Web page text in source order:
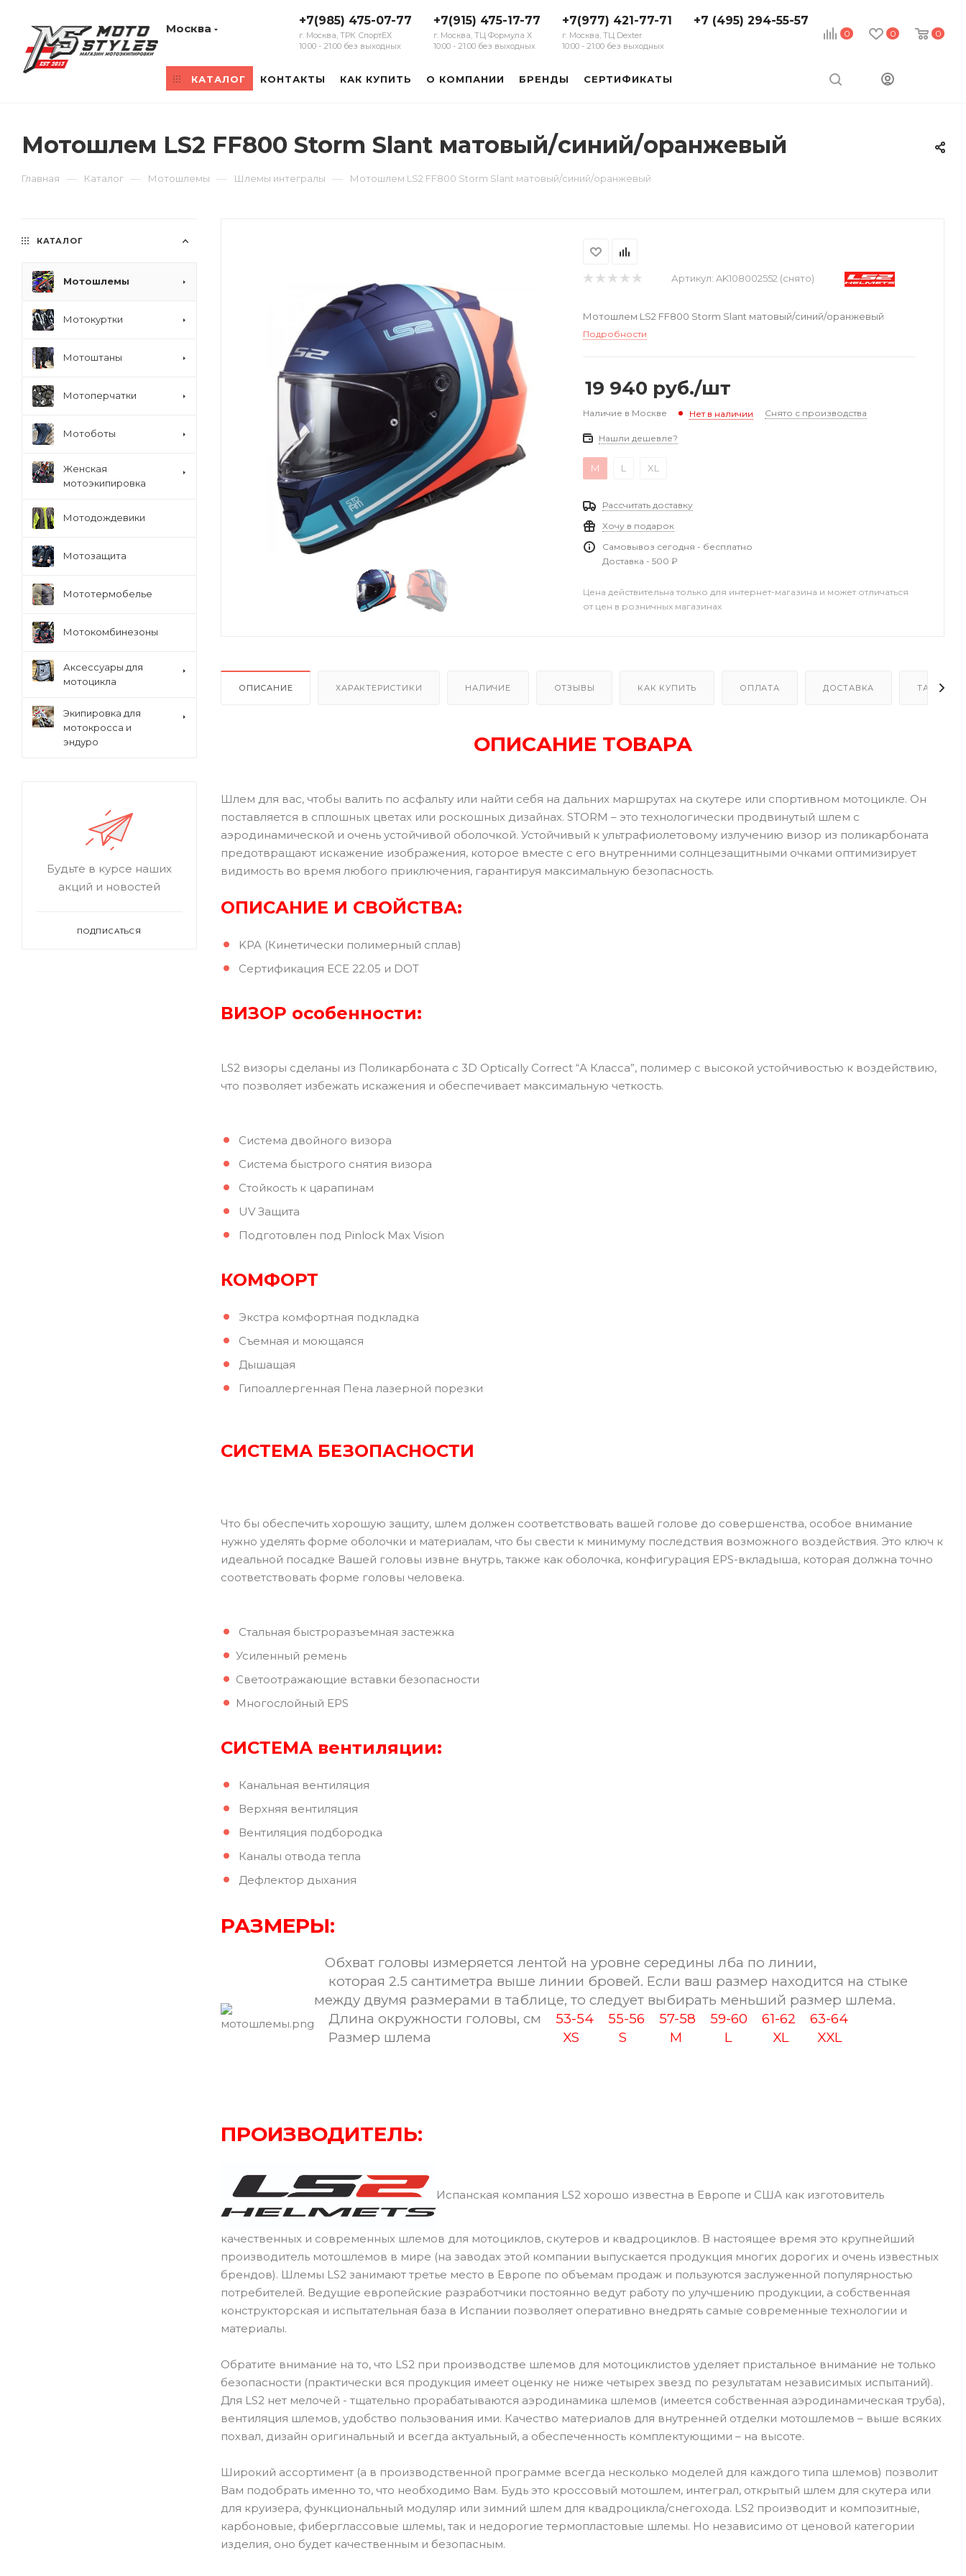
0 0 0
Москва
+7(985) 475-07-77
г. Москва, ТРК СпортЕХ
10:00 - 21:00 без выходных
+7(915) 475-17-77
г. Москва, ТЦ Формула Х
10:00 - 21:00 без выходных
+7(977) 421-77-71
г. Москва, ТЦ Dexter
10:00 - 21:00 без выходных
+7 (495) 294-55-57
КАТАЛОГ КОНТАКТЫ КАК КУПИТЬ О КОМПАНИИ БРЕНДЫ СЕРТИФИКАТЫ
Мотошлем LS2 FF800 Storm Slant матовый/синий/оранжевый
Главная — Каталог — Мотошлемы — Шлемы интегралы — Мотошлем LS2 FF800 Storm Slant матовый/синий/оранжевый
Артикул: AK108002552 (снято)
Мотошлем LS2 FF800 Storm Slant матовый/синий/оранжевый
Подробности
19 940 руб./шт
Наличие в Москве Нет в наличии Снято с производства
Нашли дешевле?
M L XL
Рассчитать доставку
Хочу в подарок
Самовывоз сегодня - бесплатно
Доставка - 500 ₽
Цена действительна только для интернет-магазина и может отличаться
от цен в розничных магазинах
ОПИСАНИЕ ХАРАКТЕРИСТИКИ НАЛИЧИЕ ОТЗЫВЫ КАК КУПИТЬ ОПЛАТА ДОСТАВКА ТАБЛИЦА
ОПИСАНИЕ ТОВАРА
Шлем для вас, чтобы валить по асфальту или найти себя на дальних маршрутах на скутере или спортивном мотоцикле. Он
поставляется в сплошных цветах или роскошных дизайнах. STORM – это технологически продвинутый шлем с
аэродинамической и очень устойчивой оболочкой. Устойчивый к ультрафиолетовому излучению визор из поликарбоната
предотвращают искажение изображения, которое вместе с его внутренними солнцезащитными очками оптимизирует
видимость во время любого приключения, гарантируя максимальную безопасность.
ОПИСАНИЕ И СВОЙСТВА:
KPA (Кинетически полимерный сплав)
Сертификация ECE 22.05 и DOT
ВИЗОР особенности:
LS2 визоры сделаны из Поликарбоната с 3D Optically Correct “А Класса”, полимер с высокой устойчивостью к воздействию,
что позволяет избежать искажения и обеспечивает максимальную четкость.
Система двойного визора
Система быстрого снятия визора
Стойкость к царапинам
UV Защита
Подготовлен под Pinlock Max Vision
КОМФОРТ
Экстра комфортная подкладка
Съемная и моющаяся
Дышащая
Гипоаллергенная Пена лазерной порезки
СИСТЕМА БЕЗОПАСНОСТИ
Что бы обеспечить хорошую защиту, шлем должен соответствовать вашей голове до совершенства, особое внимание
нужно уделять форме оболочки и материалам, что бы свести к минимуму последствия возможного воздействия. Это ключ к
идеальной посадке Вашей головы извне внутрь, также как оболочка, конфигурация EPS-вкладыша, которая должна точно
соответствовать форме головы человека.
Стальная быстроразъемная застежка
Усиленный ремень
Светоотражающие вставки безопасности
Многослойный EPS
СИСТЕМА вентиляции:
Канальная вентиляция
Верхняя вентиляция
Вентиляция подбородка
Каналы отвода тепла
Дефлектор дыхания
РАЗМЕРЫ:
Обхват головы измеряется лентой на уровне середины лба по линии,
которая 2.5 сантиметра выше линии бровей. Если ваш размер находится на стыке
между двумя размерами в таблице, то следует выбирать меньший размер шлема.
Длина окружности головы, см
53-54 55-56 57-58 59-60 61-62 63-64
Размер шлема
XS S M L XL XXL
ПРОИЗВОДИТЕЛЬ:
Испанская компания LS2 хорошо известна в Европе и США как изготовитель
качественных и современных шлемов для мотоциклов, скутеров и квадроциклов. В настоящее время это крупнейший
производитель мотошлемов в мире (на заводах этой компании выпускается продукция многих дорогих и очень известных
брендов). Шлемы LS2 занимают третье место в Европе по объемам продаж и пользуются заслуженной популярностью
потребителей. Ведущие европейские разработчики постоянно ведут работу по улучшению продукции, а собственная
конструкторская и испытательная база в Испании позволяет оперативно внедрять самые современные технологии и
материалы.
Обратите внимание на то, что LS2 при производстве шлемов для мотоциклистов уделяет пристальное внимание не только
безопасности (практически вся продукция имеет оценку не ниже четырех звезд по результатам независимых испытаний).
Для LS2 нет мелочей - тщательно прорабатываются аэродинамика шлемов (имеется собственная аэродинамическая труба),
вентиляция шлемов, удобство пользования ими. Качество материалов для внутренней отделки мотошлемов – выше всяких
похвал, дизайн оригинальный и всегда актуальный, а обеспеченность комплектующими – на высоте.
Широкий ассортимент (а в производственной программе всегда несколько моделей для каждого типа шлемов) позволит
Вам подобрать именно то, что необходимо Вам. Будь это кроссовый мотошлем, интеграл, открытый шлем для скутера или
для круизера, функциональный модуляр или зимний шлем для квадроцикла/снегохода. LS2 производит и композитные,
карбоновые, фиберглассовые шлемы, так и недорогие термопластовые шлемы. Но независимо от ценовой категории
изделия, оно будет качественным и безопасным.
КАТАЛОГ
Мотошлемы
Мотокуртки
Мотоштаны
Мотоперчатки
Мотоботы
Женская
мотоэкипировка
Мотодождевики
Мотозащита
Мототермобелье
Мотокомбинезоны
Аксессуары для
мотоцикла
Экипировка для
мотокросса и
эндуро
Будьте в курсе наших
акций и новостей
ПОДПИСАТЬСЯ